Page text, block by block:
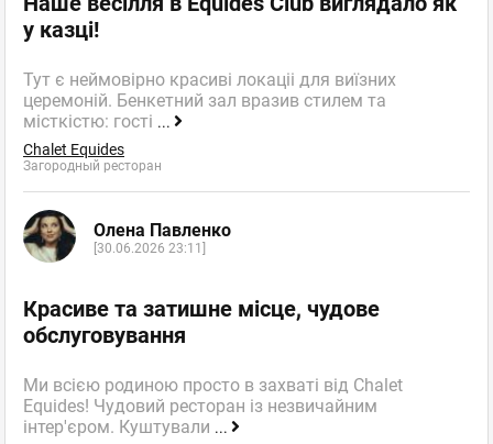
у казці!
Тут є неймовірно красиві локаціі для виїзних
церемоній. Бенкетний зал вразив стилем та
місткістю: гості ...
Chalet Equides
Загородный ресторан
Олена Павленко
[30.06.2026 23:11]
Красиве та затишне місце, чудове
обслуговування
Ми всією родиною просто в захваті від Chalet
Equides! Чудовий ресторан із незвичайним
інтер'єром. Куштували ...